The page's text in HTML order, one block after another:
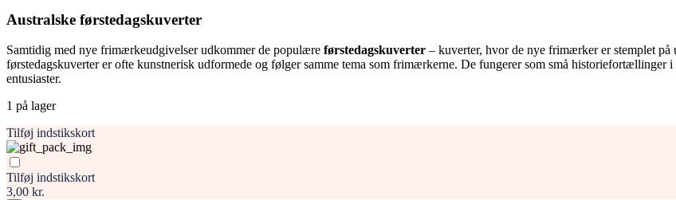
Australske førstedagskuverter
Samtidig med nye frimærkeudgivelser udkommer de populære førstedagskuverter – kuverter, hvor de nye frimærker er stemplet på
førstedagskuverter er ofte kunstnerisk udformede og følger samme tema som frimærkerne. De fungerer som små historiefortællinger
entusiaster.
1 på lager
Tilføj indstikskort
Tilføj indstikskort
3,00 kr.